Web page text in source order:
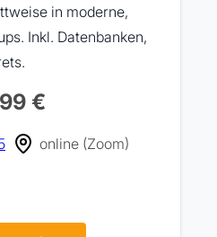
in moderne,
Inkl. Datenbanken,
€
online (Zoom)